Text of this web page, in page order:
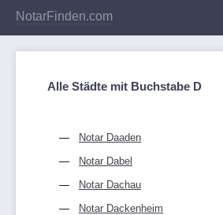
NotarFinden.com
Alle Städte mit Buchstabe D
Notar Daaden
Notar Dabel
Notar Dachau
Notar Dackenheim